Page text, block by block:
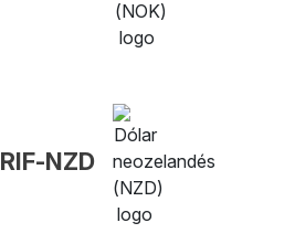
RIF-NZD